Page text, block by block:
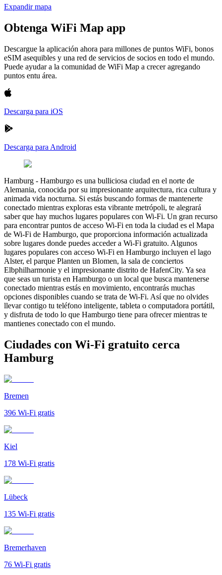
Expandir mapa
Obtenga WiFi Map app
Descargue la aplicación ahora para millones de puntos WiFi, bonos
eSIM asequibles y una red de servicios de socios en todo el mundo.
Puede ayudar a la comunidad de WiFi Map a crecer agregando
puntos entu área.
Descarga para iOS
Descarga para Android
Hamburg - Hamburgo es una bulliciosa ciudad en el norte de
Alemania, conocida por su impresionante arquitectura, rica cultura y
animada vida nocturna. Si estás buscando formas de mantenerte
conectado mientras exploras esta vibrante metrópoli, te alegrará
saber que hay muchos lugares populares con Wi-Fi. Un gran recurso
para encontrar puntos de acceso Wi-Fi en toda la ciudad es el Mapa
de Wi-Fi de Hamburgo, que proporciona información actualizada
sobre lugares donde puedes acceder a Wi-Fi gratuito. Algunos
lugares populares con acceso Wi-Fi en Hamburgo incluyen el lago
Alster, el parque Planten un Blomen, la sala de conciertos
Elbphilharmonie y el impresionante distrito de HafenCity. Ya sea
que seas un turista en Hamburgo o un local que busca mantenerse
conectado mientras estás en movimiento, encontrarás muchas
opciones disponibles cuando se trata de Wi-Fi. Así que no olvides
llevar contigo tu teléfono inteligente, tableta o computadora portátil,
y disfruta de todo lo que Hamburgo tiene para ofrecer mientras te
mantienes conectado con el mundo.
Ciudades con Wi-Fi gratuito cerca
Hamburg
Bremen
396 Wi-Fi gratis
Kiel
178 Wi-Fi gratis
Lübeck
135 Wi-Fi gratis
Bremerhaven
76 Wi-Fi gratis